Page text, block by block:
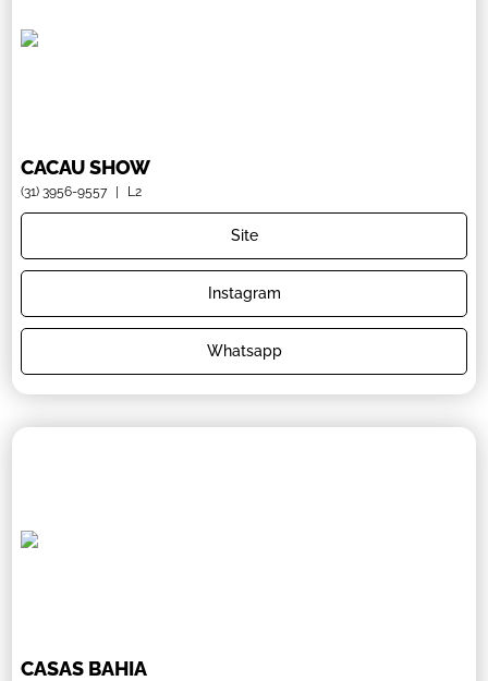
CACAU SHOW
(31) 3956-9557 | L2
Site
Instagram
Whatsapp
CASAS BAHIA